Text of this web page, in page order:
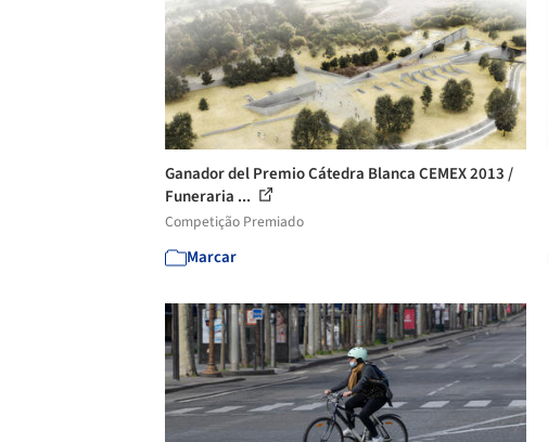
Ganador del Premio Cátedra Blanca CEMEX 2013 /
Funeraria ...
Competição Premiado
Marcar